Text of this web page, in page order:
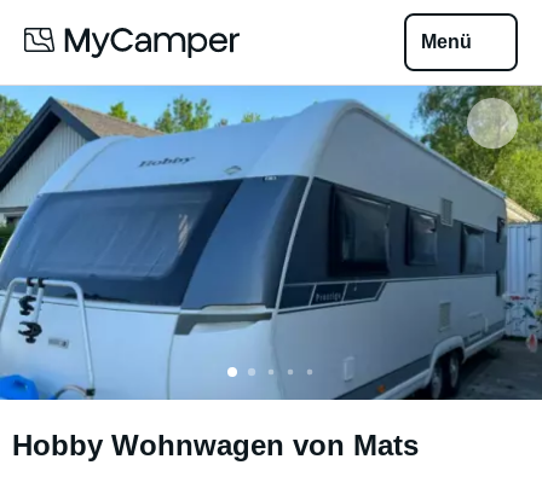
Menü
Hobby Wohnwagen von Mats